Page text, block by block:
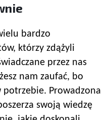
bardzo
którzy zdążyli
przez nas
nam zaufać, bo
potrzebie. Prowadzona
swoją wiedzę